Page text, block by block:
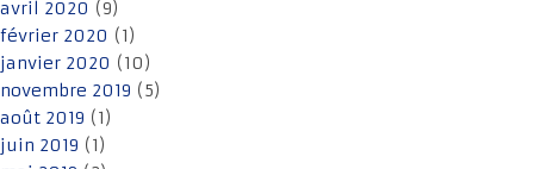
avril 2020 (9)
février 2020 (1)
janvier 2020 (10)
novembre 2019 (5)
août 2019 (1)
juin 2019 (1)